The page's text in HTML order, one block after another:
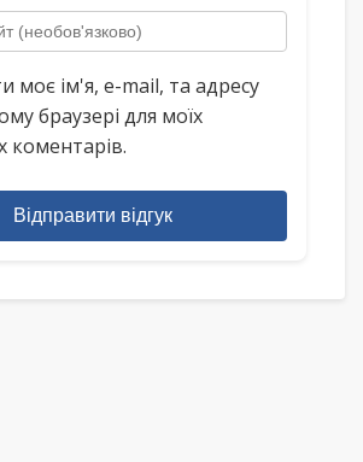
моє ім'я, e-mail, та адресу
браузері для моїх
коментарів.
Відправити відгук